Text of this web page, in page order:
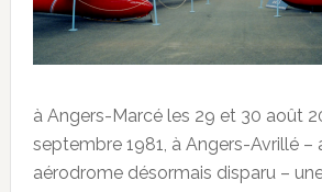
à Angers-Marcé les 29 et 30 août
septembre 1981, à Angers-Avrillé –
aérodrome désormais disparu –